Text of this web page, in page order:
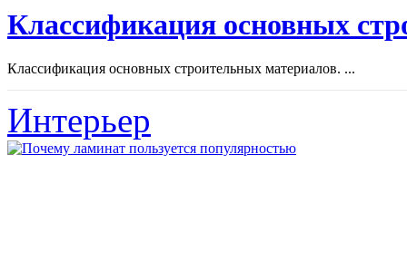
Классификация основных
Классификация основных строительных материалов. ...
Интерьер